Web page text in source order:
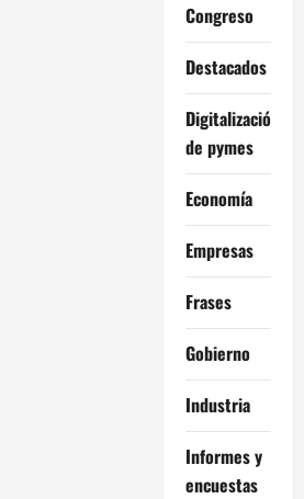
Congreso
Destacados
Digitalización
de pymes
Economía
Empresas
Frases
Gobierno
Industria
Informes y
encuestas